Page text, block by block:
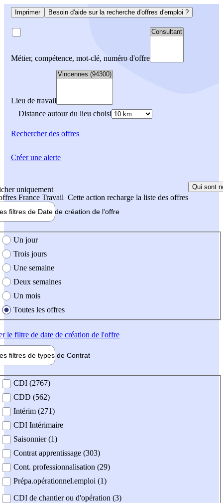
Imprimer Besoin d'aide sur la recherche d'offres d'emploi ?
Métier, compétence, mot-clé, numéro d'offre
Lieu de travail
Distance autour du lieu choisi
Rechercherdes offres
uniquement
France Travail Cette action recharge la liste des offres
Qui sont
filtres de Date de création de l'offre
création de l'offre
Un jour
Trois jours
Une semaine
Deux semaines
Un mois
Toutes les offres
le filtre de date de création de l'offre
filtres de types de Contrat
contrat
CDI (2767)
CDD (562)
Intérim (271)
CDI Intérimaire
Saisonnier (1)
Contrat apprentissage (303)
Cont. professionnalisation (29)
Prépa.opérationnel.emploi (1)
CDI de chantier ou d'opération (3)
Créer une alerte